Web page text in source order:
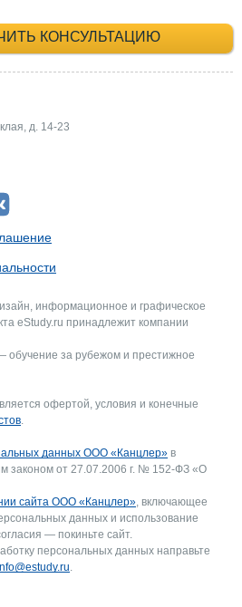
КОНСУЛЬТАЦИЮ
+7 (495) 660-35-
д. 14-23
информационное и графическое
eStudy.ru принадлежит компании
обучение за рубежом и престижное
офертой, условия и конечные
.
данных ООО «Канцлер» в
законом от 27.07.2006 г. № 152-ФЗ «О
сайта ООО «Канцлер», включающее
данных и использование
— покиньте сайт.
персональных данных направьте
.